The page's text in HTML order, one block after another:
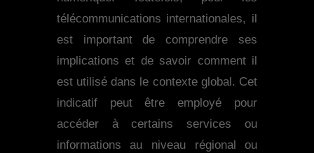
télécommunications internationales, il
est important de comprendre ses
implications et de savoir comment il
est utilisé dans le contexte global. Cet
indicatif peut être employé pour
accéder à certains services ou
informations au niveau régional ou